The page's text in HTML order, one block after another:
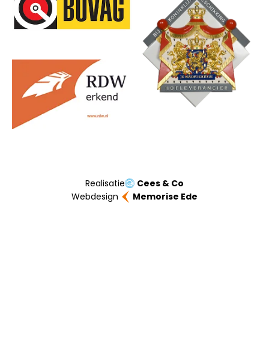
Realisatie
Cees & Co
Webdesign
Memorise Ede